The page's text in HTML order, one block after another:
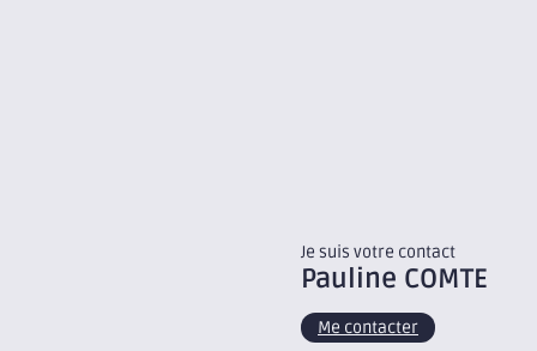
Je suis votre contact
Pauline COMTE
Me contacter